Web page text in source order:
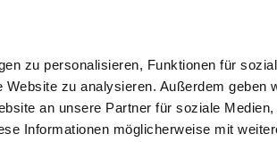
zu personalisieren, Funktionen für
zu analysieren. Außerdem geben
an unsere Partner für soziale Medien,
Informationen möglicherweise mit
TIPPS & HILFE DAS DKV